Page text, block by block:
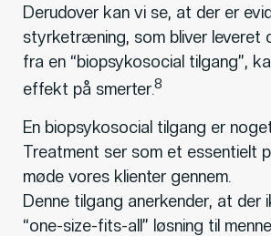
Derudover kan vi se, at der er
styrketræning, som bliver leveret
fra en “biopsykosocial tilgang”,
effekt på smerter.8
En biopsykosocial tilgang er
Treatment ser som et essentielt
møde vores klienter gennem.
Denne tilgang anerkender, at der
“one-size-fits-all” løsning til